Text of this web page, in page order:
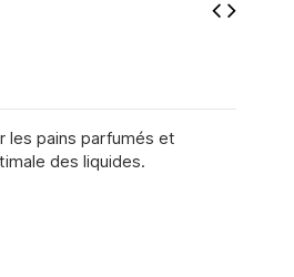
les pains parfumés et
des liquides.